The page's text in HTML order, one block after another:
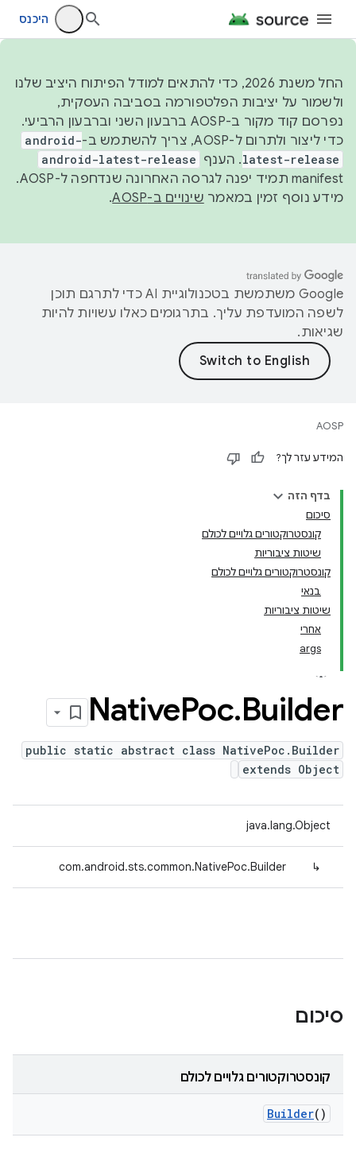
היכנס
החל משנת 2026, כדי להתאים למודל הפיתוח היציב שלנו
ולשמור על יציבות הפלטפורמה בסביבה העסקית,
נפרסם קוד מקור ב-AOSP ברבעון השני וברבעון הרביעי.
כדי ליצור ולתרום ל-AOSP, צריך להשתמש ב-
android-
latest-release. הענף android-latest-release
manifest תמיד יפנה לגרסה האחרונה שנדחפה ל-AOSP.
מידע נוסף זמין במאמר שינויים ב-AOSP .
‫Google משתמשת בטכנולוגיית AI כדי לתרגם תוכן
לשפה המועדפת עליך. בתרגומים כאלו עשויות להיות
שגיאות.
AOSP
המידע עזר לך?
בדף הזה
סיכום
קונסטרוקטורים גלויים לכולם
שיטות ציבוריות
קונסטרוקטורים גלויים לכולם
בנאי
שיטות ציבוריות
אחרי
args
NativePoc.Builder
public static abstract class NativePoc.Builder
extends Object
java.lang.Object
↳
com.android.sts.common.NativePoc.Builder
סיכום
קונסטרוקטורים גלויים לכולם
Builder()